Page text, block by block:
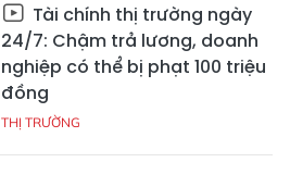
Tài chính thị trường ngày
24/7: Chậm trả lương, doanh
nghiệp có thể bị phạt 100 triệu
đồng
THỊ TRƯỜNG